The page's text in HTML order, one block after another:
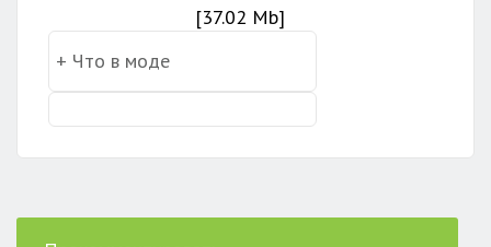
[37.02 Mb]